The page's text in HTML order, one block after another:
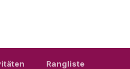
Rangliste